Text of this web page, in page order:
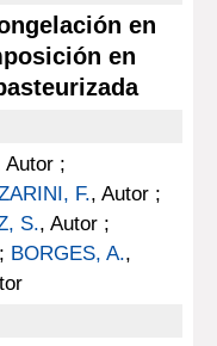
en
en
Autor ;
F., Autor ;
S., Autor ;
BORGES, A.,